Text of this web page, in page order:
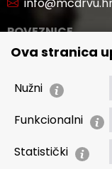
Ova stranica
Nužni
Funkcionalni
Statistički
POVEZNICE
🢒 Novosti
🢒 Natječaji
🢒 Javna nabava
🢒 Izvještaji